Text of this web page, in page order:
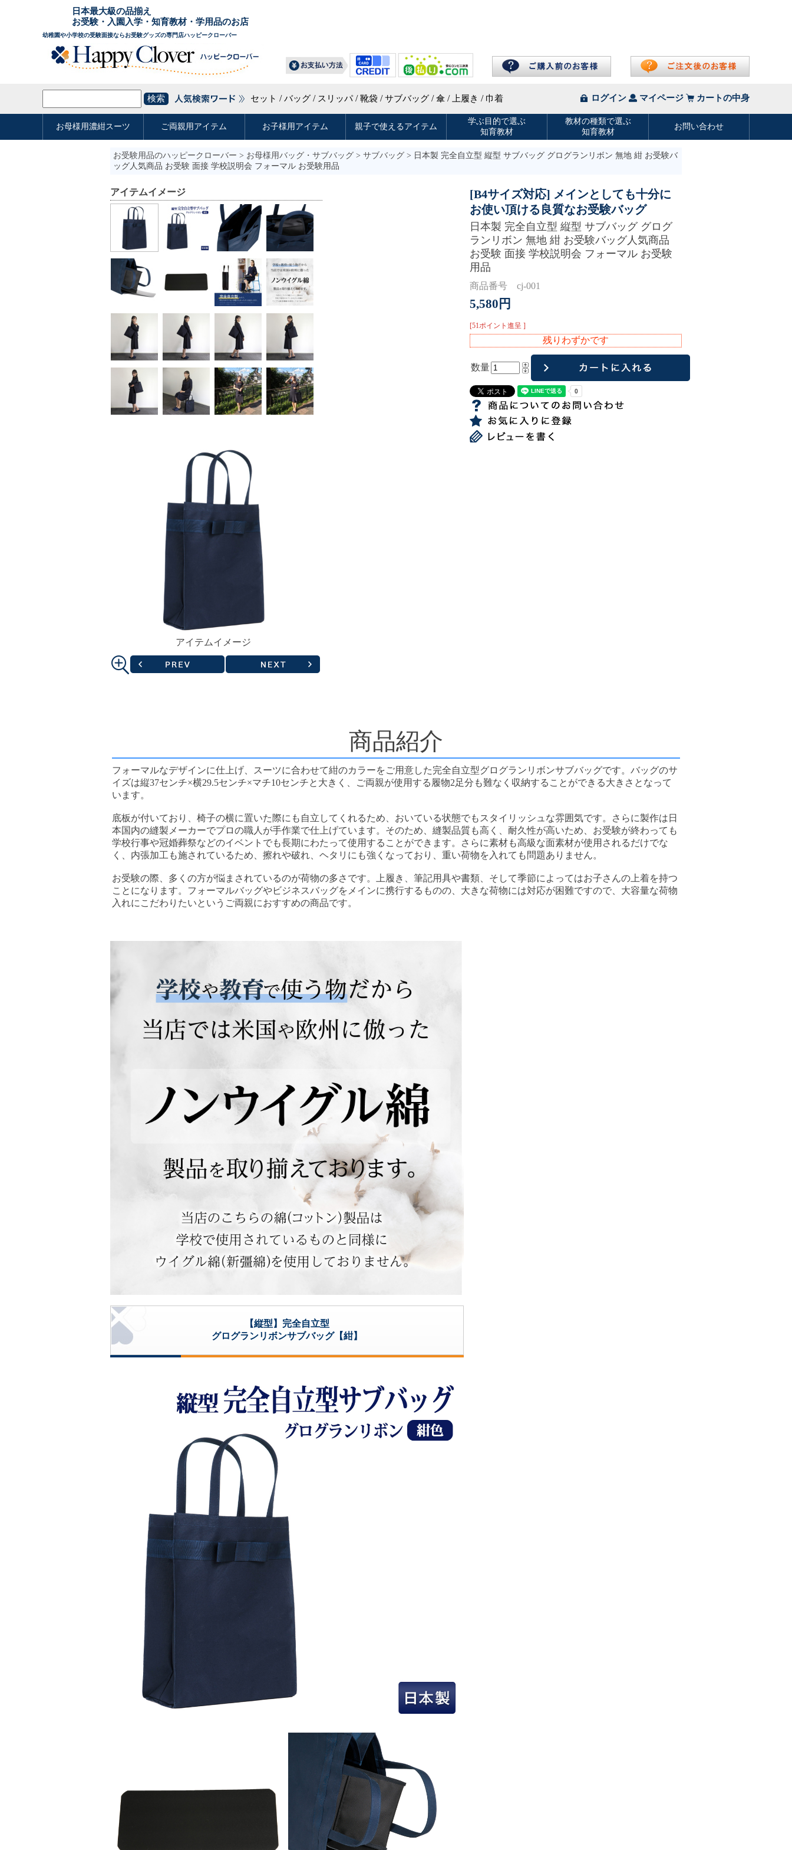
お受験用品のハッピークローバー > お母様用バッグ・サブバッグ > サブバッグ > 日本製 完全自立型 縦型 サブバッグ グログランリボン 無地 紺 お受験バ
ッグ人気商品 お受験 面接 学校説明会 フォーマル お受験用品
[B4サイズ対応] メインとしても十分に
お使い頂ける良質なお受験バッグ
日本製 完全自立型 縦型 サブバッグ グログ
ランリボン 無地 紺 お受験バッグ人気商品
お受験 面接 学校説明会 フォーマル お受験
用品
商品番号 cj-001
5,580円
[51ポイント進呈 ]
残りわずかです
数量
アイテムイメージ
アイテムイメージ
商品紹介
フォーマルなデザインに仕上げ、スーツに合わせて紺のカラーをご用意した完全自立型グログランリボンサブバッグです。バッグのサ
イズは縦37センチ×横29.5センチ×マチ10センチと大きく、ご両親が使用する履物2足分も難なく収納することができる大きさとなって
います。
底板が付いており、椅子の横に置いた際にも自立してくれるため、おいている状態でもスタイリッシュな雰囲気です。さらに製作は日
本国内の縫製メーカーでプロの職人が手作業で仕上げています。そのため、縫製品質も高く、耐久性が高いため、お受験が終わっても
学校行事や冠婚葬祭などのイベントでも長期にわたって使用することができます。さらに素材も高級な面素材が使用されるだけでな
く、内張加工も施されているため、擦れや破れ、ヘタリにも強くなっており、重い荷物を入れても問題ありません。
お受験の際、多くの方が悩まされているのが荷物の多さです。上履き、筆記用具や書類、そして季節によってはお子さんの上着を持つ
ことになります。フォーマルバッグやビジネスバッグをメインに携行するものの、大きな荷物には対応が困難ですので、大容量な荷物
入れにこだわりたいというご両親におすすめの商品です。
【縦型】完全自立型
グログランリボンサブバッグ【紺】